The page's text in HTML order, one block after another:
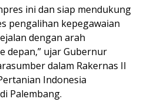
ini dan siap mendukung
pengalihan kepegawaian
dengan arah
depan,” ujar Gubernur
dalam Rakernas II
Indonesia
Palembang.